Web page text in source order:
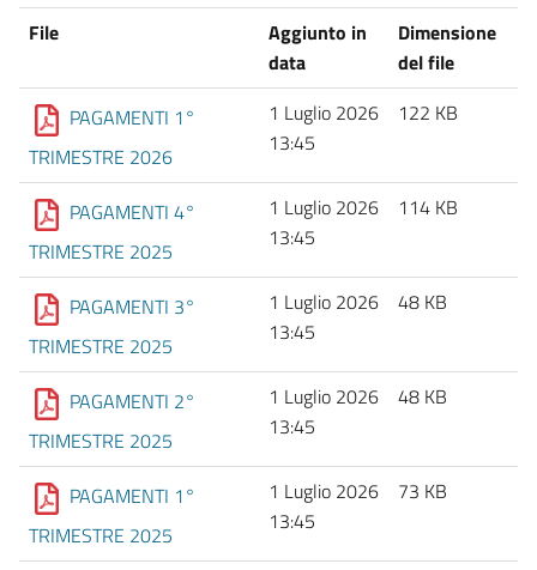
File
Aggiunto in
data
Dimensione
del file
PAGAMENTI 1°
TRIMESTRE 2026
1 Luglio 2026
13:45
122 KB
PAGAMENTI 4°
TRIMESTRE 2025
1 Luglio 2026
13:45
114 KB
PAGAMENTI 3°
TRIMESTRE 2025
1 Luglio 2026
13:45
48 KB
PAGAMENTI 2°
TRIMESTRE 2025
1 Luglio 2026
13:45
48 KB
PAGAMENTI 1°
TRIMESTRE 2025
1 Luglio 2026
13:45
73 KB